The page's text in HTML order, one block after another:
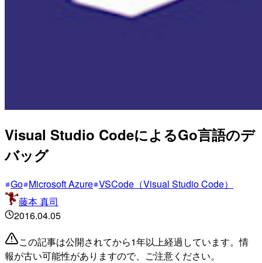
Visual Studio CodeによるGo言語のデ
バッグ
Go Microsoft Azure VSCode（Visual Studio Code）
藤本 真司
2016.04.05
この記事は公開されてから1年以上経過しています。情
報が古い可能性がありますので、ご注意ください。